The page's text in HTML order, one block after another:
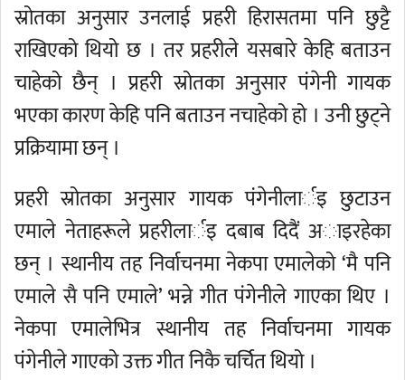
स्रोतका अनुसार उनलाई प्रहरी हिरासतमा पनि छुट्टै
राखिएको थियो छ । तर प्रहरीले यसबारे केहि बताउन
चाहेको छैन् । प्रहरी स्रोतका अनुसार पंगेनी गायक
भएका कारण केहि पनि बताउन नचाहेको हो । उनी छुट्ने
प्रक्रियामा छन् ।
प्रहरी स्रोतका अनुसार गायक पंगेनीलार्इ छुटाउन
एमाले नेताहरूले प्रहरीलार्इ दबाब दिदैं अाइरहेका
छन् । स्थानीय तह निर्वाचनमा नेकपा एमालेको ‘मै पनि
एमाले सै पनि एमाले’ भन्ने गीत पंगेनीले गाएका थिए ।
नेकपा एमालेभित्र स्थानीय तह निर्वाचनमा गायक
पंगेनीले गाएको उक्त गीत निकै चर्चित थियो ।